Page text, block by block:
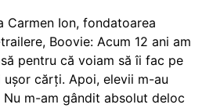
Carmen Ion, fondatoarea
Boovie: Acum 12 ani am
pentru că voiam să îi fac pe
cărți. Apoi, elevii m-au
m-am gândit absolut deloc